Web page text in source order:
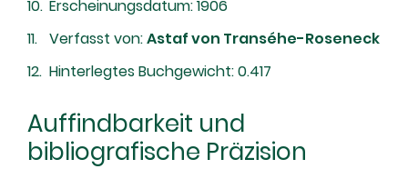
Erscheinungsdatum: 1906
Verfasst von:Astaf von Transéhe-Roseneck
Hinterlegtes Buchgewicht: 0.417
Auffindbarkeit und
bibliografische Präzision